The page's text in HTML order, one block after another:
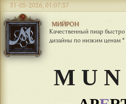
МИЙРОН
Качественный пиар
дизайны по низким ценам *
31-05-2026, 01:07:37
M U N